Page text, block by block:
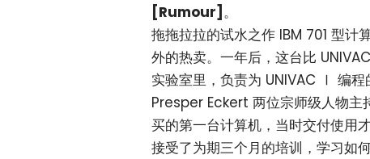
[Rumour] 。
拖拖拉拉的试水之作 IBM 701 型计
外的热卖。一年后，这台比
实验室里，负责为 UNIVAC Ⅰ 编
Presper Eckert 两位宗师级人物主
买的第一台计算机，当时交付使
接受了为期三个月的培训，学习如